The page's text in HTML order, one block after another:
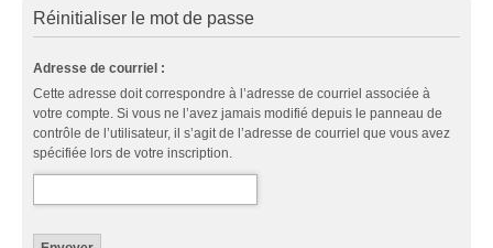
Réinitialiser le mot de passe
Adresse de courriel :
Cette adresse doit correspondre à l’adresse de courriel associée à
votre compte. Si vous ne l’avez jamais modifié depuis le panneau de
contrôle de l’utilisateur, il s’agit de l’adresse de courriel que vous avez
spécifiée lors de votre inscription.